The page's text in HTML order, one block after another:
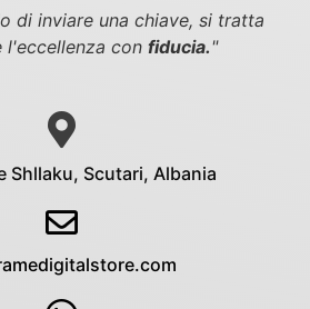
di inviare una chiave, si tratta
l'eccellenza con fiducia."
Shllaku, Scutari, Albania